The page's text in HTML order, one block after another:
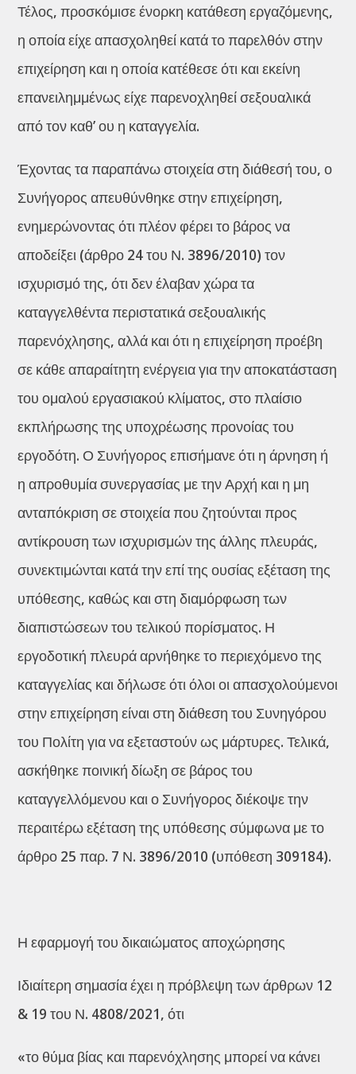
Τέλος, προσκόμισε ένορκη κατάθεση εργαζόμενης,
η οποία είχε απασχοληθεί κατά το παρελθόν στην
επιχείρηση και η οποία κατέθεσε ότι και εκείνη
επανειλημμένως είχε παρενοχληθεί σεξουαλικά
από τον καθ’ ου η καταγγελία.
Έχοντας τα παραπάνω στοιχεία στη διάθεσή του, ο
Συνήγορος απευθύνθηκε στην επιχείρηση,
ενημερώνοντας ότι πλέον φέρει το βάρος να
αποδείξει (άρθρο 24 του Ν. 3896/2010) τον
ισχυρισμό της, ότι δεν έλαβαν χώρα τα
καταγγελθέντα περιστατικά σεξουαλικής
παρενόχλησης, αλλά και ότι η επιχείρηση προέβη
σε κάθε απαραίτητη ενέργεια για την αποκατάσταση
του ομαλού εργασιακού κλίματος, στο πλαίσιο
εκπλήρωσης της υποχρέωσης προνοίας του
εργοδότη. Ο Συνήγορος επισήμανε ότι η άρνηση ή
η απροθυμία συνεργασίας με την Αρχή και η μη
ανταπόκριση σε στοιχεία που ζητούνται προς
αντίκρουση των ισχυρισμών της άλλης πλευράς,
συνεκτιμώνται κατά την επί της ουσίας εξέταση της
υπόθεσης, καθώς και στη διαμόρφωση των
διαπιστώσεων του τελικού πορίσματος. Η
εργοδοτική πλευρά αρνήθηκε το περιεχόμενο της
καταγγελίας και δήλωσε ότι όλοι οι απασχολούμενοι
στην επιχείρηση είναι στη διάθεση του Συνηγόρου
του Πολίτη για να εξεταστούν ως μάρτυρες. Τελικά,
ασκήθηκε ποινική δίωξη σε βάρος του
καταγγελλόμενου και ο Συνήγορος διέκοψε την
περαιτέρω εξέταση της υπόθεσης σύμφωνα με το
άρθρο 25 παρ. 7 Ν. 3896/2010 (υπόθεση 309184).
Η εφαρμογή του δικαιώματος αποχώρησης
Ιδιαίτερη σημασία έχει η πρόβλεψη των άρθρων 12
& 19 του Ν. 4808/2021, ότι
«το θύμα βίας και παρενόχλησης μπορεί να κάνει